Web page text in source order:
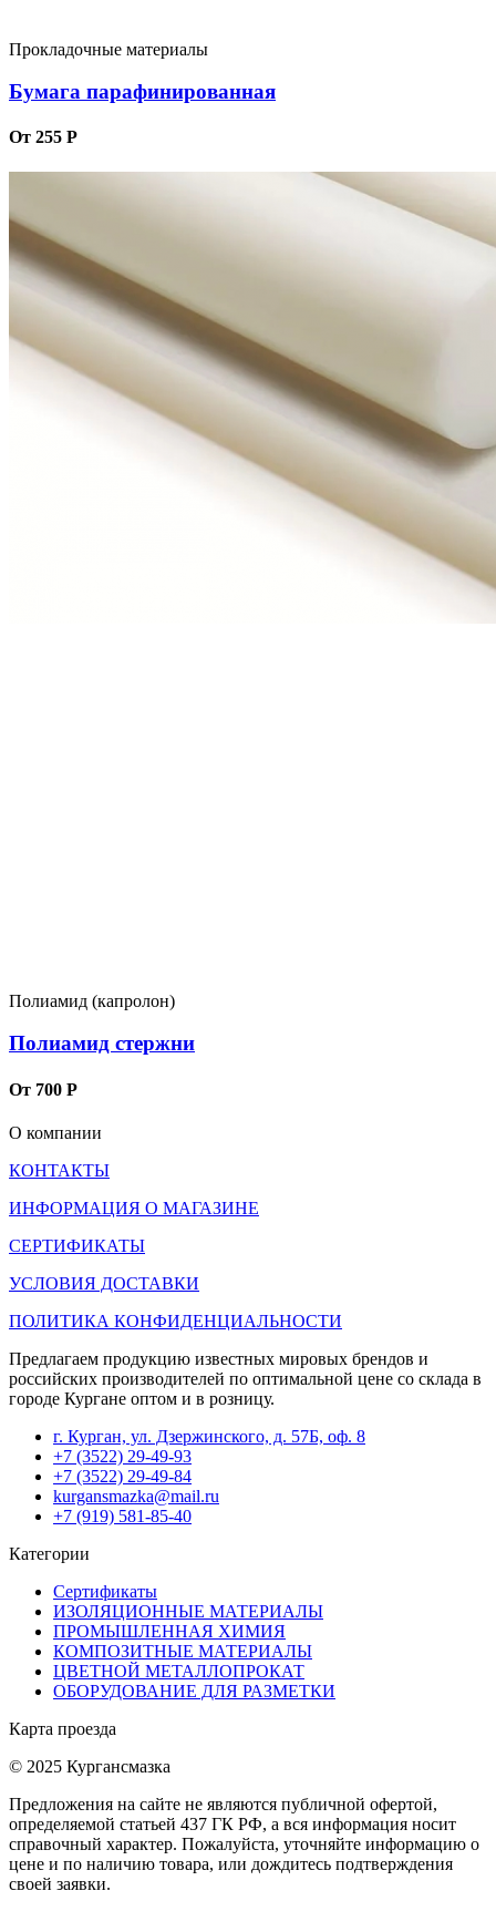
Прокладочные материалы
Бумага парафинированная
От 255 Р
Полиамид (капролон)
Полиамид стержни
От 700 Р
О компании
КОНТАКТЫ
ИНФОРМАЦИЯ О МАГАЗИНЕ
СЕРТИФИКАТЫ
УСЛОВИЯ ДОСТАВКИ
ПОЛИТИКА КОНФИДЕНЦИАЛЬНОСТИ
Предлагаем продукцию известных мировых брендов и
российских производителей по оптимальной цене со склада в
городе Кургане оптом и в розницу.
г. Курган, ул. Дзержинского, д. 57Б, оф. 8
+7 (3522) 29-49-93
+7 (3522) 29-49-84
kurgansmazka@mail.ru
+7 (919) 581-85-40
Категории
Сертификаты
ИЗОЛЯЦИОННЫЕ МАТЕРИАЛЫ
ПРОМЫШЛЕННАЯ ХИМИЯ
КОМПОЗИТНЫЕ МАТЕРИАЛЫ
ЦВЕТНОЙ МЕТАЛЛОПРОКАТ
ОБОРУДОВАНИЕ ДЛЯ РАЗМЕТКИ
Карта проезда
© 2025 Кургансмазка
Предложения на сайте не являются публичной офертой,
определяемой статьей 437 ГК РФ, а вся информация носит
справочный характер. Пожалуйста, уточняйте информацию о
цене и по наличию товара, или дождитесь подтверждения
своей заявки.